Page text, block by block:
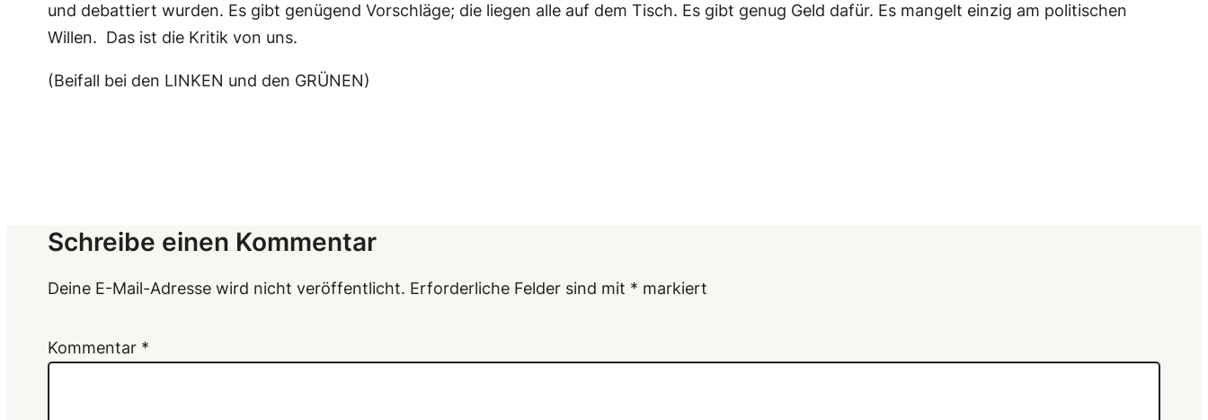
und debattiert wurden. Es gibt genügend Vorschläge; die liegen alle auf dem Tisch. Es gibt genug Geld dafür. Es mangelt einzig am politischen
Willen. Das ist die Kritik von uns.
(Beifall bei den LINKEN und den GRÜNEN)
Schreibe einen Kommentar
Deine E-Mail-Adresse wird nicht veröffentlicht. Erforderliche Felder sind mit * markiert
Kommentar *